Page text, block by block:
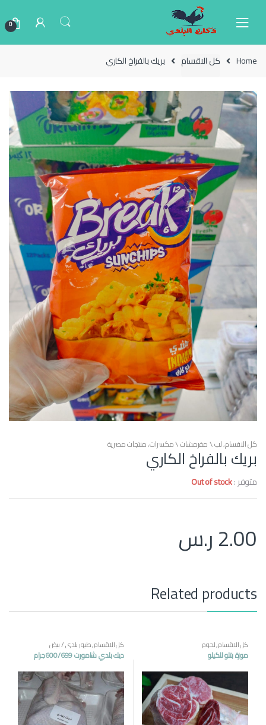
0
Home كل الاقسام بريك بالفراخ الكاري
كل الاقسام,لب \ مقرمشات \ مكسرات,منتجات مصرية
بريك بالفراخ الكاري
متوفر :Out of stock
2.00ر.س
Related products
كل الاقسام,لحوم
موزة بتلو للكيلو
كل الاقسام,طيور بلدي / بيض
ديك بلدي شامورت 600/699جرام